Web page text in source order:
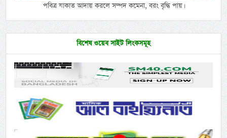
পবিত্র যাকাত আদায় করলে সম্পদ কমেনা, বরং বৃদ্ধি পায়।
বিশেষ ওয়েব সাইট লিংকসমূহ